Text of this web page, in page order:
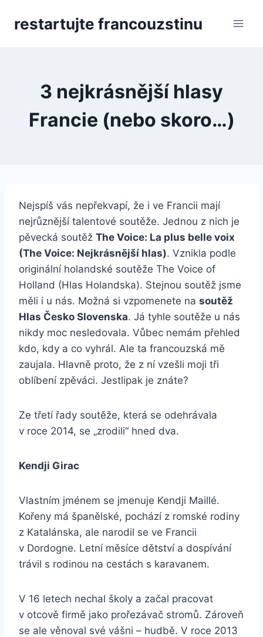
restartujte francouzstinu
3 nejkrásnější hlasy
Francie (nebo skoro…)
Nejspíš vás nepřekvapí, že i ve Francii mají
nejrůznější talentové soutěže. Jednou z nich je
pěvecká soutěž The Voice: La plus belle voix
(The Voice: Nejkrásnější hlas). Vznikla podle
originální holandské soutěže The Voice of
Holland (Hlas Holandska). Stejnou soutěž jsme
měli i u nás. Možná si vzpomenete na soutěž
Hlas Česko Slovenska. Já tyhle soutěže u nás
nikdy moc nesledovala. Vůbec nemám přehled
kdo, kdy a co vyhrál. Ale ta francouzská mě
zaujala. Hlavně proto, že z ní vzešli moji tři
oblíbení zpěváci. Jestlipak je znáte?
Ze třetí řady soutěže, která se odehrávala
v roce 2014, se „zrodili“ hned dva.
Kendji Girac
Vlastním jménem se jmenuje Kendji Maillé.
Kořeny má španělské, pochází z romské rodiny
z Katalánska, ale narodil se ve Francii
v Dordogne. Letní měsíce dětství a dospívání
trávil s rodinou na cestách s karavanem.
V 16 letech nechal školy a začal pracovat
v otcově firmě jako prořezávač stromů. Zároveň
se ale věnoval své vášni – hudbě. V roce 2013